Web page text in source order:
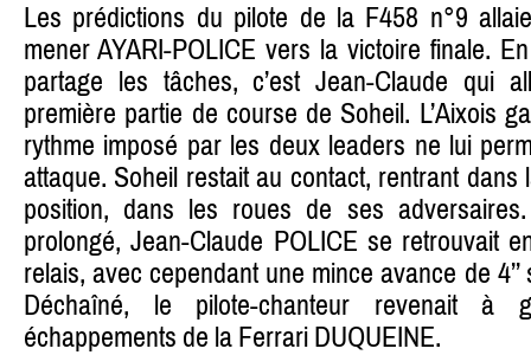
Les prédictions du pilote de la F458 n°9
mener AYARI-POLICE vers la victoire finale.
partage les tâches, c’est Jean-Claude qui
première partie de course de Soheil. L’Aixois
rythme imposé par les deux leaders ne lui
attaque. Soheil restait au contact, rentrant
position, dans les roues de ses
prolongé, Jean-Claude POLICE se retrouvait
relais, avec cependant une mince avance de 4’’
Déchaîné, le pilote-chanteur revenait à
échappements de la Ferrari DUQUEINE.